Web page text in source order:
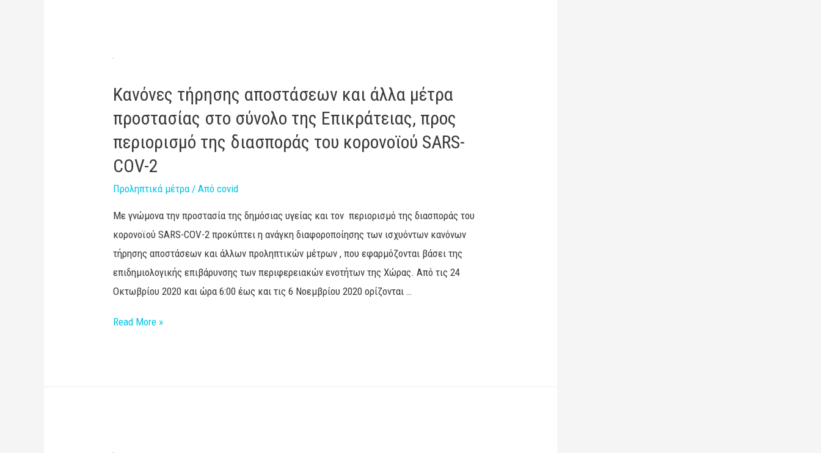
Κανόνες τήρησης αποστάσεων και άλλα μέτρα
προστασίας στο σύνολο της Επικράτειας, προς
περιορισμό της διασποράς του κορονοϊού SARS-
COV-2
Προληπτικά μέτρα / Απόcovid
Με γνώμονα την προστασία της δημόσιας υγείας και τον περιορισμό της διασποράς του
κορονοϊού SARS-COV-2 προκύπτει η ανάγκη διαφοροποίησης των ισχυόντων κανόνων
τήρησης αποστάσεων και άλλων προληπτικών μέτρων , που εφαρμόζονται βάσει της
επιδημιολογικής επιβάρυνσης των περιφερειακών ενοτήτων της Χώρας. Από τις 24
Οκτωβρίου 2020 και ώρα 6:00 έως και τις 6 Νοεμβρίου 2020 ορίζονται …
Read More »